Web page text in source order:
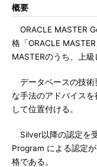
概要
ORACLE MASTER
格「ORACLE
MASTERのうち、上級
データベースの技術
な手法のアドバイス
して位置付ける。
Silver以降の認定を
Program による認定
格である。